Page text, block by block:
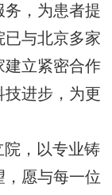
务，为患者提
已与北京多家
建立紧密合作
技进步，为更
院，以专业铸
，愿与每一位